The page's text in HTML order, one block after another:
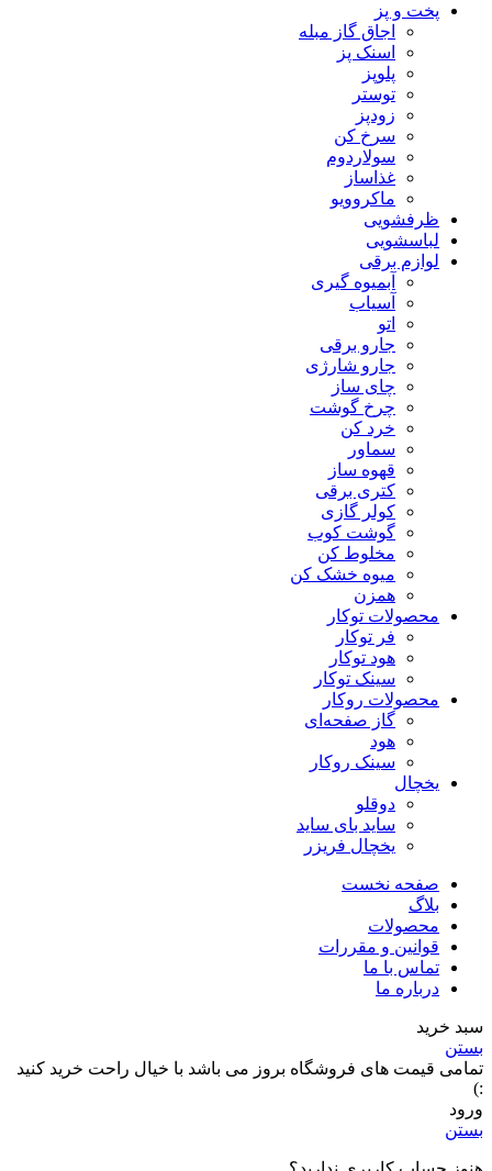
پخت و پز
اجاق گاز مبله
اسنک پز
پلوپز
توستر
زودپز
سرخ کن
سولاردوم
غذاساز
ماکروویو
ظرفشویی
لباسشویی
لوازم برقی
آبمیوه گیری
آسیاب
اتو
جارو برقی
جارو شارژی
چای ساز
چرخ گوشت
خرد کن
سماور
قهوه ساز
کتری برقی
کولر گازی
گوشت کوب
مخلوط کن
میوه خشک کن
همزن
محصولات توکار
فر توکار
هود توکار
سینک توکار
محصولات روکار
گاز صفحه‌ای
هود
سینک روکار
یخچال
دوقلو
ساید بای ساید
یخچال فریزر
صفحه نخست
بلاگ
محصولات
قوانین و مقررات
تماس با ما
درباره ما
سبد خرید
بستن
تمامی قیمت های فروشگاه بروز می باشد با خیال راحت خرید کنید
:)
ورود
بستن